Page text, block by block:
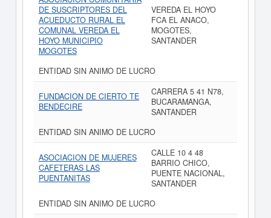
DE SUSCRIPTORES DEL
ACUEDUCTO RURAL EL
COMUNAL VEREDA EL
HOYO MUNICIPIO
MOGOTES
VEREDA EL HOYO
FCA EL ANACO,
MOGOTES,
SANTANDER
ENTIDAD SIN ANIMO DE LUCRO
FUNDACION DE CIERTO TE
BENDECIRE
CARRERA 5 41 N78,
BUCARAMANGA,
SANTANDER
ENTIDAD SIN ANIMO DE LUCRO
ASOCIACION DE MUJERES
CAFETERAS LAS
PUENTANITAS
CALLE 10 4 48
BARRIO CHICO,
PUENTE NACIONAL,
SANTANDER
ENTIDAD SIN ANIMO DE LUCRO